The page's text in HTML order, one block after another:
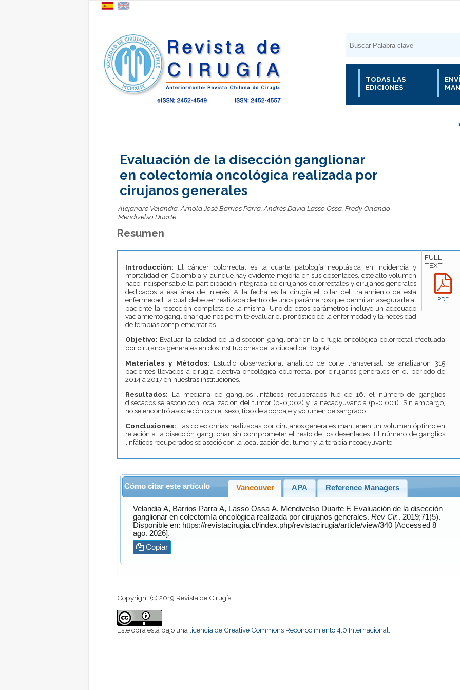
TODAS LAS
EDICIONES
Evaluación de la disección ganglionar
en colectomía oncológica realizada por
cirujanos generales
Alejandro Velandia, Arnold José Barrios Parra, Andrés David Lasso Ossa, Fredy Orlando
Mendivelso Duarte
Resumen
FULL
TEXT
PDF
Introducción: El cáncer colorrectal es la cuarta patología neoplásica en incidencia y
mortalidad en Colombia y, aunque hay evidente mejoría en sus desenlaces, este alto volumen
hace indispensable la participación integrada de cirujanos colorrectales y cirujanos generales
dedicados a esa área de interés. A la fecha es la cirugía el pilar del tratamiento de esta
enfermedad, la cual debe ser realizada dentro de unos parámetros que permitan asegurarle al
paciente la resección completa de la misma. Uno de estos parámetros incluye un adecuado
vaciamiento ganglionar que nos permite evaluar el pronóstico de la enfermedad y la necesidad
de terapias complementarias.
Objetivo: Evaluar la calidad de la disección ganglionar en la cirugía oncológica colorrectal efectuada
por cirujanos generales en dos instituciones de la ciudad de Bogotá
Materiales y Métodos:
Estudio observacional analítico de corte transversal; se analizaron 315
pacientes llevados a cirugía electiva oncológica colorrectal por cirujanos generales en el periodo de
2014 a 2017 en nuestras instituciones.
Resultados: La mediana de ganglios linfáticos recuperados fue de 16, el número de ganglios
disecados se asoció con localización del tumor (p=0,002) y la neoadyuvancia (p=0,001). Sin embargo,
no se encontró asociación con el sexo, tipo de abordaje y volumen de sangrado.
Conclusiones: Las colectomías realizadas por cirujanos generales mantienen un volumen óptimo en
relación a la disección ganglionar sin comprometer el resto de los desenlaces. El número de ganglios
linfáticos recuperados se asoció con la localización del tumor y la terapia neoadyuvante.
Cómo citar este artículo Vancouver APA Reference Managers
VelandiaA, Barrios ParraA, Lasso OssaA, Mendivelso DuarteF. Evaluación de la disección
ganglionar en colectomía oncológica realizada por cirujanos generales. Rev Cir.. 2019;71(5).
Disponible en: https://revistacirugia.cl/index.php/revistacirugia/article/view/340 [Accessed 8
ago. 2026].
Copiar
Copyright (c) 2019 Revista de Cirugía
Este obra está bajo una licencia de Creative Commons Reconocimiento 4.0 Internacional